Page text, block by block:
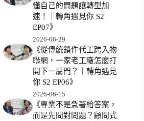
懂自己的問題讓轉型加
速！｜轉角遇見你 S2
EP07》
2026-06-29
《從傳統鎖件代工跨入物
聯網，一家老工廠怎麼打
開下一扇門？｜轉角遇見
你 S2 EP06》
2026-06-15
《專業不是急著給答案，
而是先問對問題？顧問式